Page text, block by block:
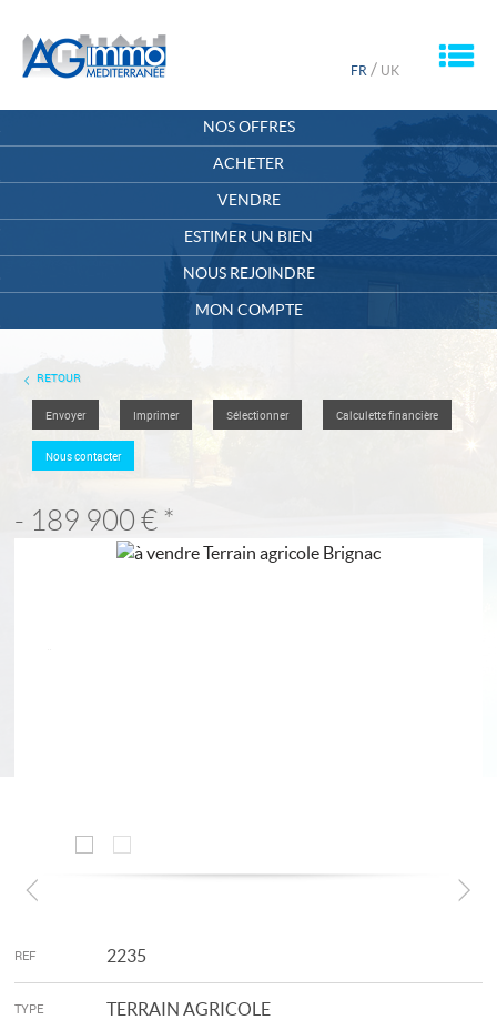
FR / UK
ACCUEIL
MON COMPTE
NOS OFFRES
ACHETER
VENDRE
ESTIMER UN BIEN
NOUS REJOINDRE
MON COMPTE
RETOUR
Envoyer Imprimer Sélectionner Calculette financière
Nous contacter
- 189 900 € *
REF 2235
TYPE TERRAIN AGRICOLE